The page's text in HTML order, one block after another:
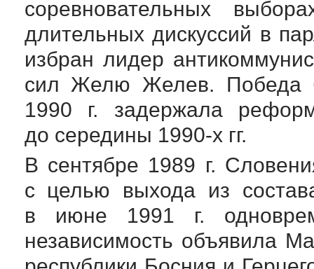
соревновательных
длительных дискуссий в
избран лидер
сил Желю Желев. Победа
1990 г. задержала
до середины 1990-х гг.
В сентябре 1989 г.
с целью выхода из
в июне 1991 г.
независимость объявила